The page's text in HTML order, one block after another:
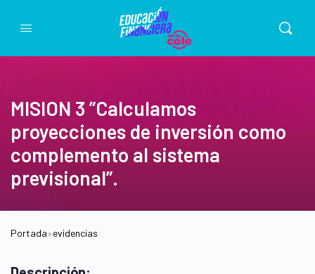
MISION 3 ”Calculamos
proyecciones de inversión como
complemento al sistema
previsional”.
Portada»evidencias